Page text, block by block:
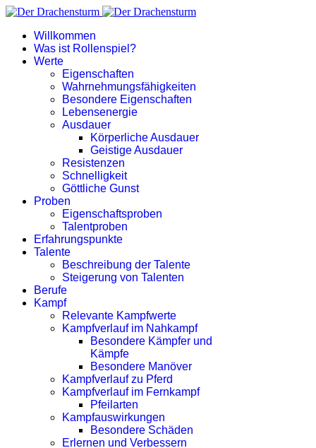
Willkommen
Was ist Rollenspiel?
Werte
Eigenschaften
Wahrnehmungsfähigkeiten
Besondere Eigenschaften
Lebensenergie
Ausdauer
Körperliche Ausdauer
Geistige Ausdauer
Resistenzen
Schnelligkeit
Göttliche Gunst
Proben
Eigenschaftsproben
Talentproben
Erfahrungspunkte
Talente
Beschreibung der Talente
Steigerung von Talenten
Berufe
Kampf
Relevante Kampfwerte
Kampfverlauf im Nahkampf
Besondere Kämpfer und
Kämpfe
Besondere Manöver
Kampfverlauf zu Pferd
Kampfverlauf im Fernkampf
Pfeilarten
Kampfauswirkungen
Besondere Schäden
Erlernen und Verbessern